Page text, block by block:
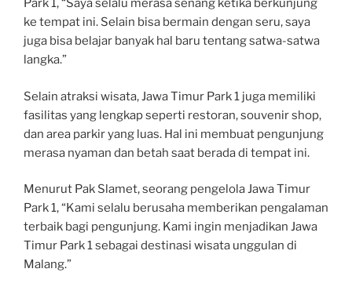
Park 1, “Saya selalu merasa senang ketika berkunjung
ke tempat ini. Selain bisa bermain dengan seru, saya
juga bisa belajar banyak hal baru tentang satwa-satwa
langka.”
Selain atraksi wisata, Jawa Timur Park 1 juga memiliki
fasilitas yang lengkap seperti restoran, souvenir shop,
dan area parkir yang luas. Hal ini membuat pengunjung
merasa nyaman dan betah saat berada di tempat ini.
Menurut Pak Slamet, seorang pengelola Jawa Timur
Park 1, “Kami selalu berusaha memberikan pengalaman
terbaik bagi pengunjung. Kami ingin menjadikan Jawa
Timur Park 1 sebagai destinasi wisata unggulan di
Malang.”